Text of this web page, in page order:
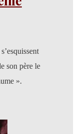
son père le
».